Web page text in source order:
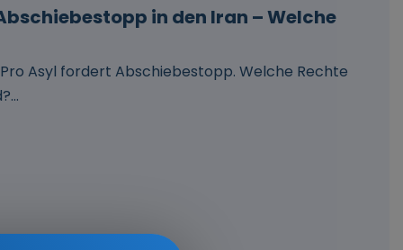
in den Iran – Welche
Asyl fordert Abschiebestopp. Welche Rechte